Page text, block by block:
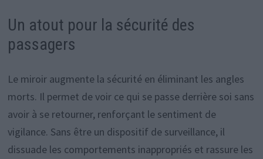
Un atout pour la sécurité des
passagers
Le miroir augmente la sécurité en éliminant les angles
morts. Il permet de voir ce qui se passe derrière soi sans
avoir à se retourner, renforçant le sentiment de
vigilance. Sans être un dispositif de surveillance, il
dissuade les comportements inappropriés et rassure les